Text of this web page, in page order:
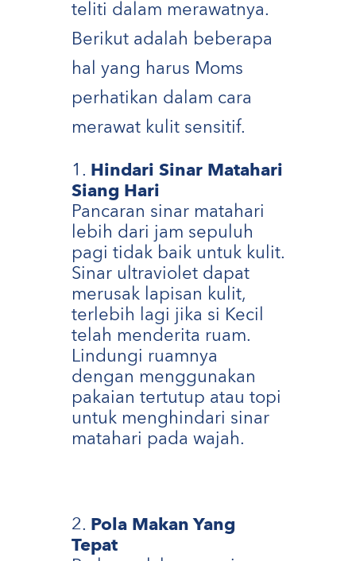
teliti dalam merawatnya.
Berikut adalah beberapa
hal yang harus Moms
perhatikan dalam cara
merawat kulit sensitif.
Hindari Sinar Matahari
Siang Hari
Pancaran sinar matahari
lebih dari jam sepuluh
pagi tidak baik untuk kulit.
Sinar ultraviolet dapat
merusak lapisan kulit,
terlebih lagi jika si Kecil
telah menderita ruam.
Lindungi ruamnya
dengan menggunakan
pakaian tertutup atau topi
untuk menghindari sinar
matahari pada wajah.
Pola Makan Yang
Tepat